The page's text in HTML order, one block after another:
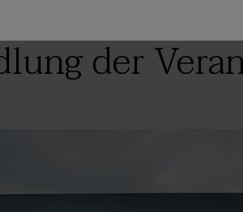
der